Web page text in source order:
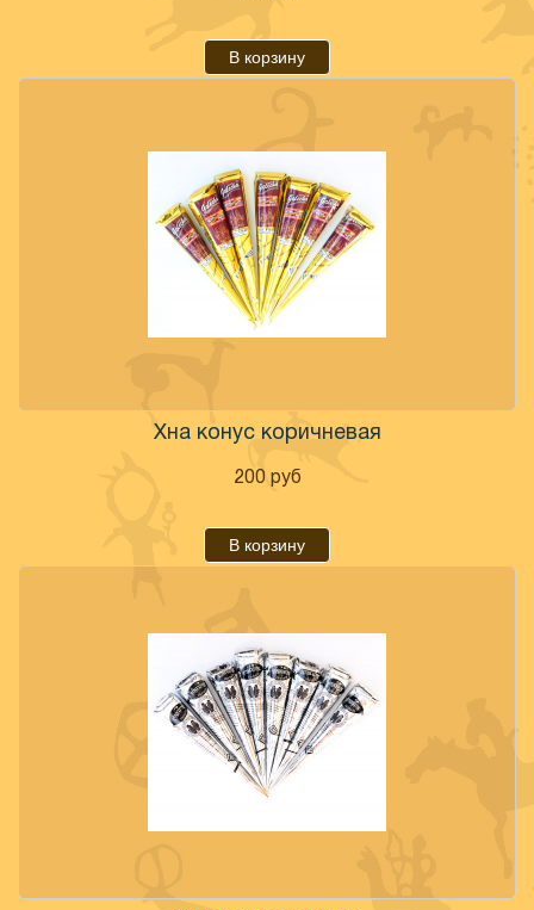
В корзину
Хна конус коричневая
200 руб
В корзину